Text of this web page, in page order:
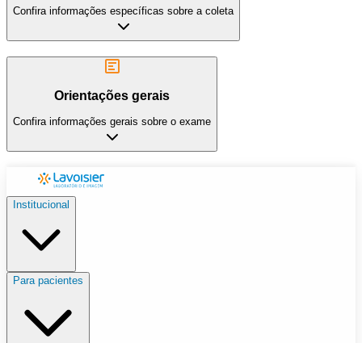
Confira informações específicas sobre a coleta
Orientações gerais
Confira informações gerais sobre o exame
Institucional
Para pacientes